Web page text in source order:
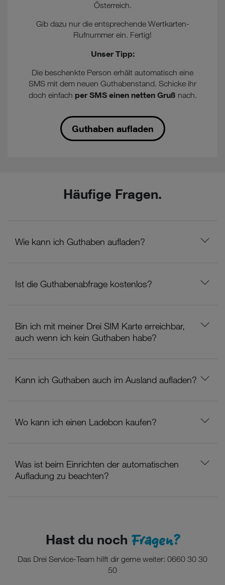
Österreich.
Gib dazu nur die entsprechende Wertkarten-
Rufnummer ein. Fertig!
Unser Tipp:
Die beschenkte Person erhält automatisch eine
SMS mit dem neuen Guthabenstand. Schicke ihr
doch einfach per SMS einen netten Gruß nach.
Guthaben aufladen
Häufige Fragen.
Wie kann ich Guthaben aufladen?
Ist die Guthabenabfrage kostenlos?
Bin ich mit meiner Drei SIM Karte erreichbar,
auch wenn ich kein Guthaben habe?
Kann ich Guthaben auch im Ausland aufladen?
Wo kann ich einen Ladebon kaufen?
Was ist beim Einrichten der automatischen
Aufladung zu beachten?
Hast du noch Fragen?
Das Drei Service-Team hilft dir gerne weiter: 0660 30 30
50